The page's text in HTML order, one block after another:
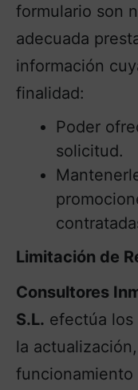
formulario son
adecuada
información
finalidad:
Poder
solicitud.
Limitación de
Consultores
S.L. efectúa los
la
funcionamiento